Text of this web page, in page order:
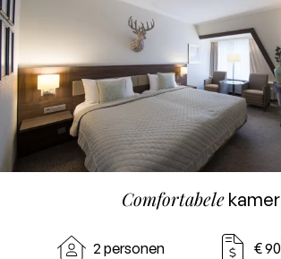
Comfortabelekamer
2 personen
€ 90